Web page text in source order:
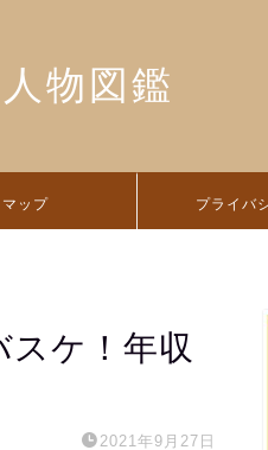
物図鑑
ップ プライバ
スケ！年収
2021年9月27日